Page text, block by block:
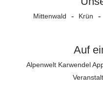
Mittenwald Krün
Auf
Alpenwelt Karwendel